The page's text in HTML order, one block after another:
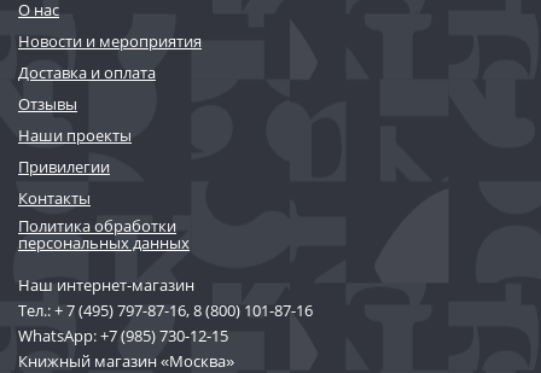
О нас
Новости и мероприятия
Доставка и оплата
Отзывы
Наши проекты
Привилегии
Контакты
Политика обработки
персональных данных
Наш интернет-магазин
Тел.:+ 7 (495) 797-87-16,8 (800) 101-87-16
WhatsApp:+7 (985) 730-12-15
Книжный магазин «Москва»